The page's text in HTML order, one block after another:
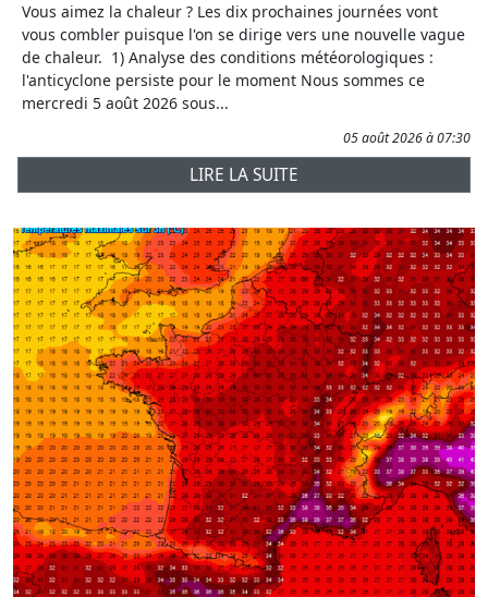
Vous aimez la chaleur ? Les dix prochaines journées vont
vous combler puisque l'on se dirige vers une nouvelle vague
de chaleur. 1) Analyse des conditions météorologiques :
l'anticyclone persiste pour le moment Nous sommes ce
mercredi 5 août 2026 sous...
05 août 2026 à 07:30
LIRE LA SUITE